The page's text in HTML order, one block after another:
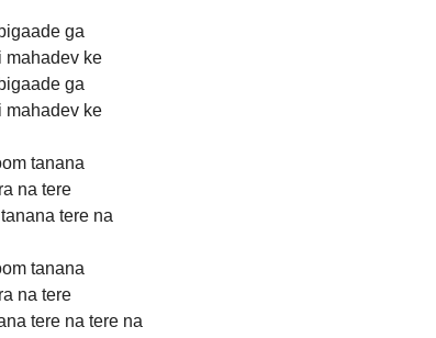
ga
mahadev ke
ga
mahadev ke
tanana
na tere
tere na
tanana
na tere
tere na tere na